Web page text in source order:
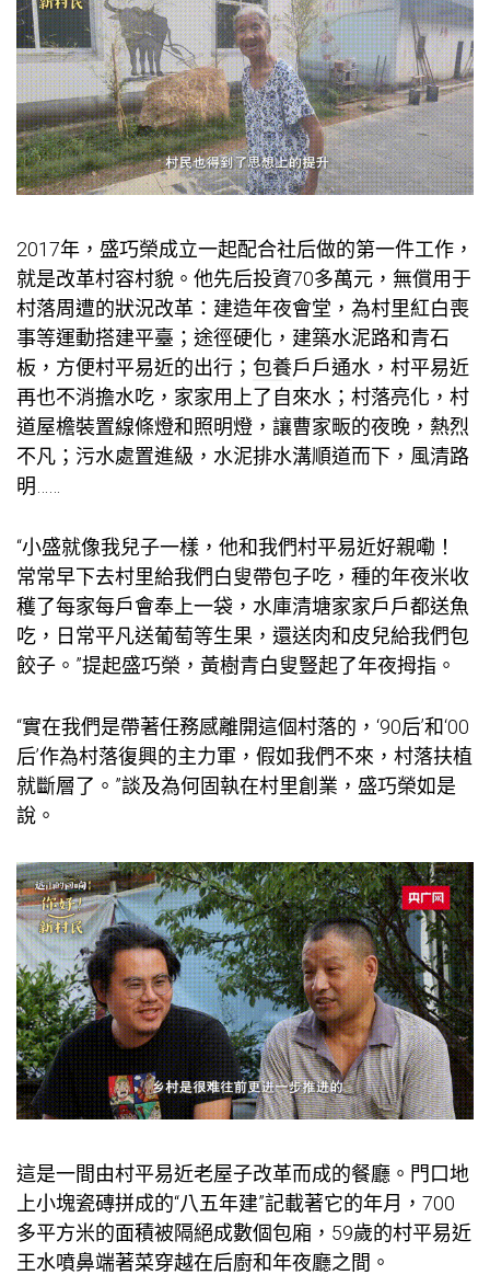
2017年，盛巧榮成立一起配合社后做的第一件工作，
就是改革村容村貌。他先后投資70多萬元，無償用于
村落周遭的狀況改革：建造年夜會堂，為村里紅白喪
事等運動搭建平臺；途徑硬化，建築水泥路和青石
板，方便村平易近的出行； 包養戶戶通水，村平易近
再也不消擔水吃，家家用上了自來水；村落亮化，村
道屋檐裝置線條燈和照明燈，讓曹家畈的夜晚，熱烈
不凡；污水處置進級，水泥排水溝順道而下，風清路
明……
“小盛就像我兒子一樣，他和我們村平易近好親嘞！
常常早下去村里給我們白叟帶包子吃，種的年夜米收
穫了每家每戶會奉上一袋，水庫清塘家家戶戶都送魚
吃，日常平凡送葡萄等生果，還送肉和皮兒給我們包
餃子。”提起盛巧榮，黃樹青白叟豎起了年夜拇指。
“實在我們是帶著任務感離開這個村落的，‘90后’和‘00
后’作為村落復興的主力軍，假如我們不來，村落扶植
就斷層了。”談及為何固執在村里創業，盛巧榮如是
說。
這是一間由村平易近老屋子改革而成的餐廳。門口地
上小塊瓷磚拼成的“八五年建”記載著它的年月，700
多平方米的面積被隔絕成數個包廂，59歲的村平易近
王水噴鼻端著菜穿越在后廚和年夜廳之間。